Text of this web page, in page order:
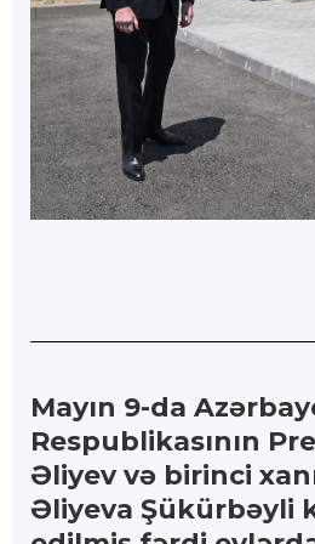
Mayın 9-da
Respublikasının
Əliyev və birinci
Əliyeva Şükürbəyli